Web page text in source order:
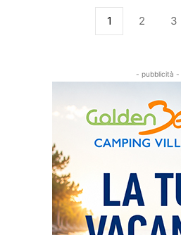
1 2 3
- pubblicità -